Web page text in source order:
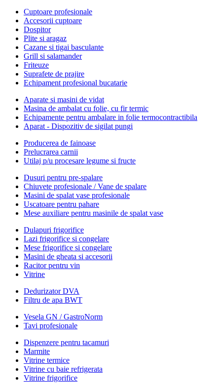
Cuptoare profesionale
Accesorii cuptoare
Dospitor
Plite si aragaz
Cazane si tigai basculante
Grill si salamander
Friteuze
Suprafete de prajire
Echipament profesional bucatarie
Aparate si masini de vidat
Masina de ambalat cu folie, cu fir termic
Echipamente pentru ambalare in folie termocontractibila
Aparat - Dispozitiv de sigilat pungi
Producerea de fainoase
Prelucrarea carnii
Utilaj p/u procesare legume si fructe
Dusuri pentru pre-spalare
Chiuvete profesionale / Vane de spalare
Masini de spalat vase profesionale
Uscatoare pentru pahare
Mese auxiliare pentru masinile de spalat vase
Dulapuri frigorifice
Lazi frigorifice si congelare
Mese frigorifice si congelare
Masini de gheata si accesorii
Racitor pentru vin
Vitrine
Dedurizator DVA
Filtru de apa BWT
Vesela GN / GastroNorm
Tavi profesionale
Dispenzere pentru tacamuri
Marmite
Vitrine termice
Vitrine cu baie refrigerata
Vitrine frigorifice